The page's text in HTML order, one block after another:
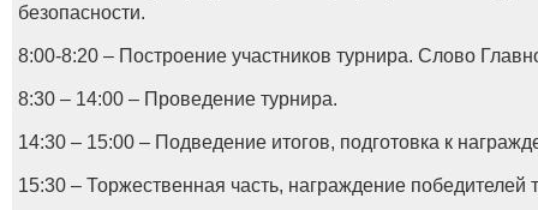
безопасности.
8:00-8:20 – Построение участников турнира. Слово
8:30 – 14:00 – Проведение турнира.
14:30 – 15:00 – Подведение итогов, подготовка к
15:30 – Торжественная часть, награждение победителей